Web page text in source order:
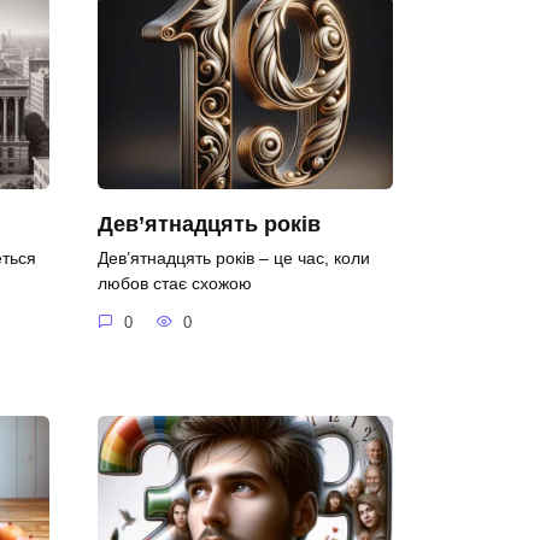
Дев’ятнадцять років
Дев’ятнадцять років – це час, коли
любов стає схожою
0 0